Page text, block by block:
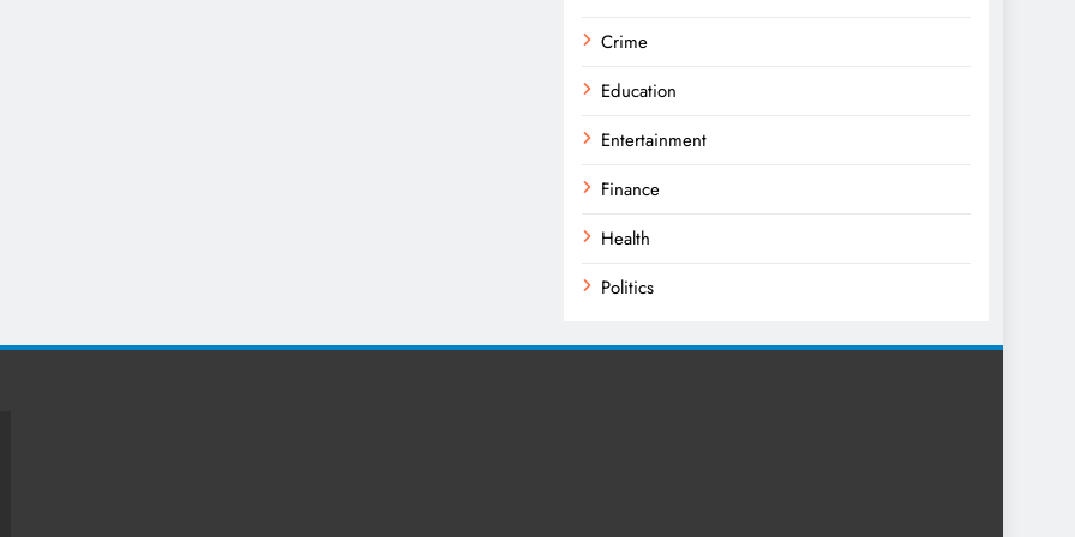
Crime
Education
Entertainment
Finance
Health
Politics